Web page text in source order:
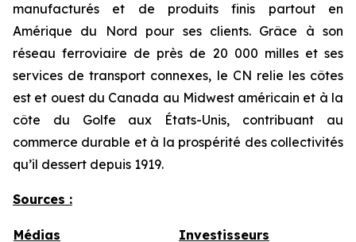
manufacturés et de produits finis partout en
Amérique du Nord pour ses clients. Grâce à son
réseau ferroviaire de près de 20 000 milles et ses
services de transport connexes, le CN relie les côtes
est et ouest du Canada au Midwest américain et à la
côte du Golfe aux États-Unis, contribuant au
commerce durable et à la prospérité des collectivités
qu’il dessert depuis 1919.
Sources :
Médias
Investisseurs